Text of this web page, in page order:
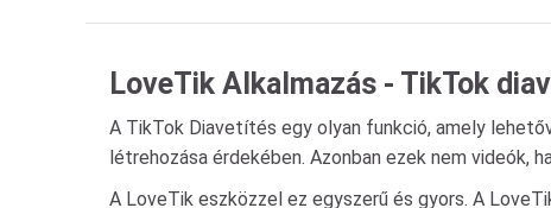
LoveTik Alkalmazás - TikTok
A TikTok Diavetítés egy olyan funkció, amely
létrehozása érdekében. Azonban ezek nem videók,
A LoveTik eszközzel ez egyszerű és gyors. A